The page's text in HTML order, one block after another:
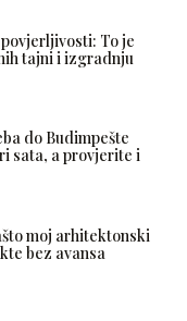
To je
tajni i izgradnju
do Budimpešte
sata, a provjerite i
moj arhitektonski
bez avansa